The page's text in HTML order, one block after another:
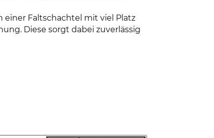
einer Faltschachtel mit viel Platz
Diese sorgt dabei zuverlässig